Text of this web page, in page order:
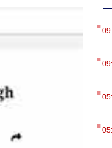
.
.
.
.